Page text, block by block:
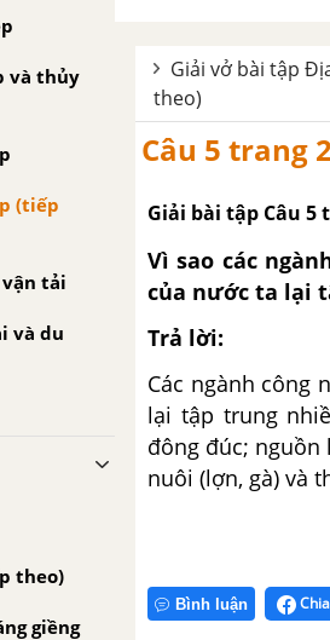
và thủy
(tiếp
vận tải
và du
theo)
giềng
Giải vở bài tập
theo)
Câu 5 trang
Giải bài tập Câu 5
Vì sao các
của nước ta lại
Trả lời:
Các ngành công
lại tập trung
đông đúc;
nuôi (lợn, gà) và
Bình luận